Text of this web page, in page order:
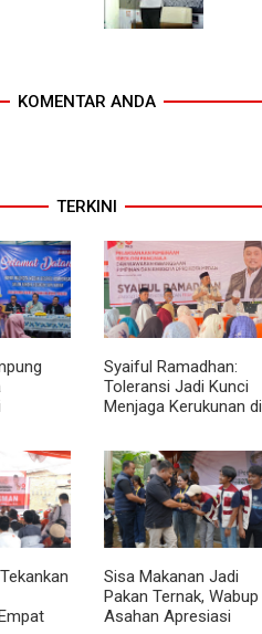
KOMENTAR ANDA
TERKINI
Syaiful Ramadhan:
Toleransi Jadi Kunci
Menjaga Kerukunan di
Kota Medan
Sisa Makanan Jadi
Pakan Ternak, Wabup
Asahan Apresiasi